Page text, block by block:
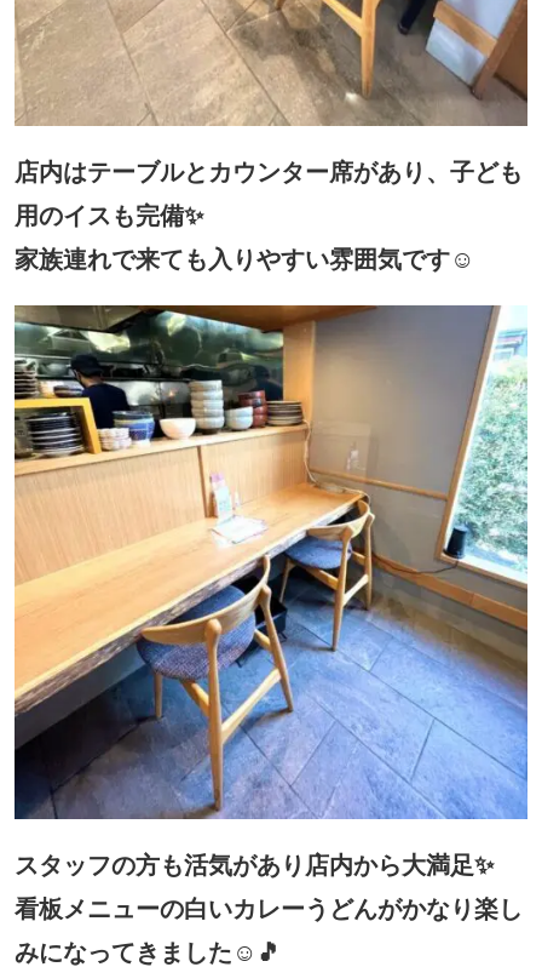
店内はテーブルとカウンター席があり、子ども
用のイスも完備✨
家族連れで来ても入りやすい雰囲気です☺
スタッフの方も活気があり店内から大満足✨
看板メニューの白いカレーうどんがかなり楽し
みになってきました☺🎵